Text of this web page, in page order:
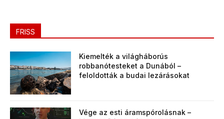
FRISS
Kiemelték a világháborús
robbanótesteket a Dunából –
feloldották a budai lezárásokat
Vége az esti áramspórolásnak –